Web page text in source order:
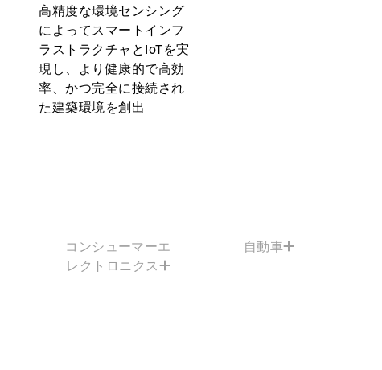
高精度な環境センシング
によってスマートインフ
ラストラクチャとIoTを実
現し、より健康的で高効
率、かつ完全に接続され
た建築環境を創出
コンシューマーエ
レクトロニクス
自動車